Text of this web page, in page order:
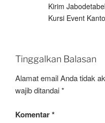
Kirim
Kursi Event
Tinggalkan Balasan
Alamat email Anda tidak
wajib ditandai*
Komentar*